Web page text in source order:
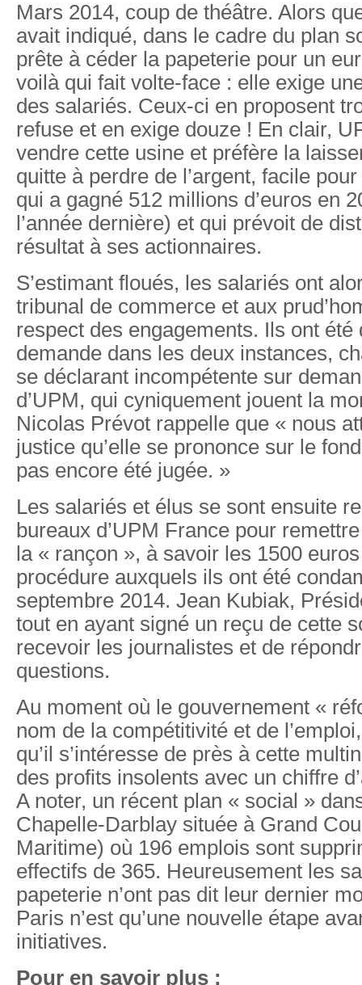
Mars 2014, coup de théâtre. Alors
avait indiqué, dans le cadre du plan
prête à céder la papeterie pour un
voilà qui fait volte-face : elle exige
des salariés. Ceux-ci en proposent
refuse et en exige douze ! En clair,
vendre cette usine et préfère la
quitte à perdre de l’argent, facile
qui a gagné 512 millions d’euros en
l’année dernière) et qui prévoit de
résultat à ses actionnaires.
S’estimant floués, les salariés ont
tribunal de commerce et aux
respect des engagements. Ils ont été
demande dans les deux instances,
se déclarant incompétente sur
d’UPM, qui cyniquement jouent la
Nicolas Prévot rappelle que « nous
justice qu’elle se prononce sur le
pas encore été jugée. »
Les salariés et élus se sont ensuite
bureaux d’UPM France pour
la « rançon », à savoir les 1500
procédure auxquels ils ont été
septembre 2014. Jean Kubiak,
tout en ayant signé un reçu de cette
recevoir les journalistes et de
questions.
Au moment où le gouvernement «
nom de la compétitivité et de
qu’il s’intéresse de près à cette
des profits insolents avec un chiffre
A noter, un récent plan « social »
Chapelle-Darblay située à Grand
Maritime) où 196 emplois sont
effectifs de 365. Heureusement les
papeterie n’ont pas dit leur dernier
Paris n’est qu’une nouvelle étape
initiatives.
Pour en savoir plus :